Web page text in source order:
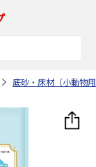
底砂・床材（小動物